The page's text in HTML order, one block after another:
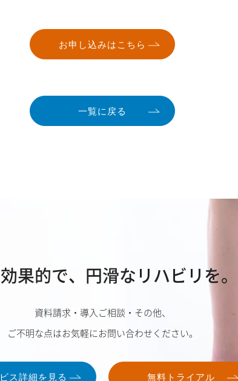
お申し込みはこちら
一覧に戻る
果的で、 円滑なリハビリを。
資料請求・導入ご相談・その他、
ご不明な点はお気軽にお問い合わせください。
ス詳細を見る 無料トライアル